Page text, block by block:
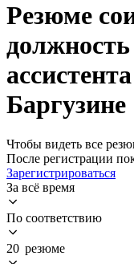
Резюме
Баргузине
Чтобы видеть все
После регистрации
Зарегистрироваться
За всё время
По соответствию
20 резюме